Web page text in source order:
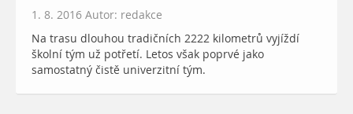
1. 8. 2016 Autor: redakce
Na trasu dlouhou tradičních 2222 kilometrů vyjíždí
školní tým už potřetí. Letos však poprvé jako
samostatný čistě univerzitní tým.